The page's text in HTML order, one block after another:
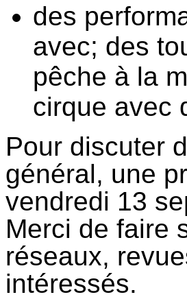
des
avec; des
pêche à la
cirque avec
Pour discuter
général, une
vendredi 13
Merci de faire
réseaux,
intéressés.